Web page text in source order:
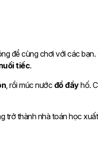
để cùng chơi với các
tiếc.
, rồi múc nước đổ đầyhố.
trở thành nhà toán học